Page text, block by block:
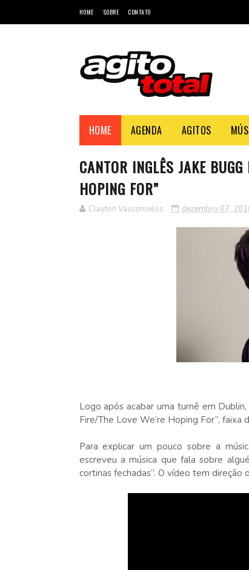
HOME SOBRE CONTATO
HOME AGENDA AGITOS
CANTOR INGLÊS JAKE
HOPING FOR”
Clayton Vasconcelos dezembro 07,
Logo após acabar uma turnê em
Fire/The Love We’re Hoping For”, faixa
Para explicar um pouco sobre a
escreveu a música que fala sobre
cortinas fechadas”. O vídeo tem